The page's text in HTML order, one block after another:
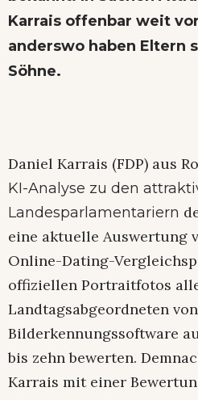
Karrais offenbar weit
anderswo haben Eltern
Söhne.
Daniel Karrais (FDP) aus
KI-Analyse zu den
Landesparlamentariern
eine aktuelle Auswertung
Online-Dating-
offiziellen Portraitfotos
Landtagsabgeordneten
Bilderkennungssoftware
bis zehn bewerten.
Karrais mit einer